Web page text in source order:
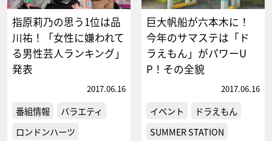
指原莉乃の思う1位は品
川祐！「女性に嫌われて
る男性芸人ランキング」
発表
2017.06.16
番組情報
バラエティ
ロンドンハーツ
巨大帆船が六本木に！
今年のサマステは「ド
ラえもん」がパワーU
P！その全貌
2017.06.16
イベント
ドラえもん
SUMMER STATION